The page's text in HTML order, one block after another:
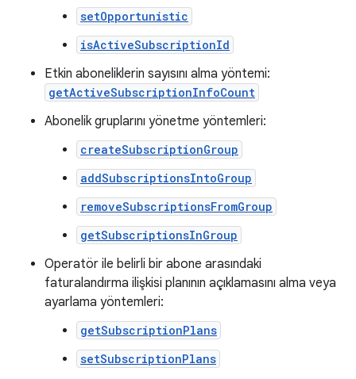
setOpportunistic
isActiveSubscriptionId
Etkin aboneliklerin sayısını alma yöntemi:
getActiveSubscriptionInfoCount
Abonelik gruplarını yönetme yöntemleri:
createSubscriptionGroup
addSubscriptionsIntoGroup
removeSubscriptionsFromGroup
getSubscriptionsInGroup
Operatör ile belirli bir abone arasındaki
faturalandırma ilişkisi planının açıklamasını alma veya
ayarlama yöntemleri:
getSubscriptionPlans
setSubscriptionPlans